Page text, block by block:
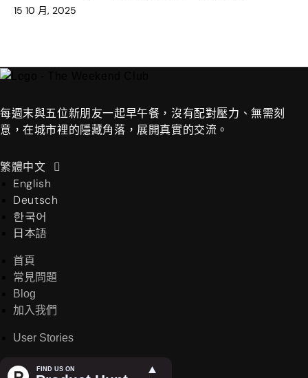
15 10 月, 2025
每週末與五位新朋友一起早午餐，沒有配對壓力、無需刻
意，在城市裡的隱藏角落，展開真實的交流。
繁體中文
English
Deutsch
한국어
日本語
首頁
常見問題
Blog
加入我們
User Stories